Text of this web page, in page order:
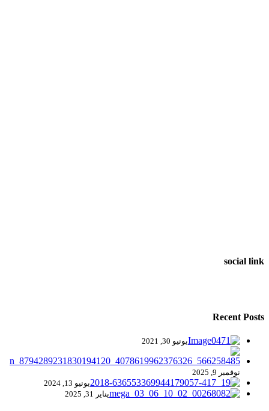
social link
Recent Posts
يونيو 30, 2021
نوفمبر 9, 2025
يونيو 13, 2024
يناير 31, 2025